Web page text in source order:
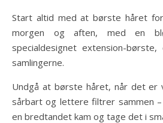
Start altid med at børste håret
morgen og aften, med en
specialdesignet extension-
samlingerne.
Undgå at børste håret, når det er
sårbart og lettere filtrer sammen
en bredtandet kam og tage det i